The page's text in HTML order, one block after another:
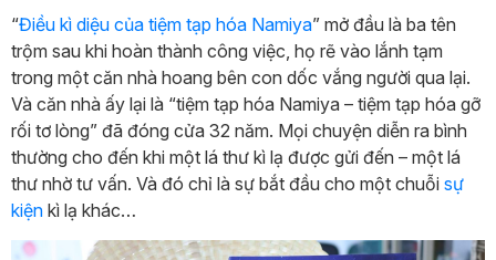
“Điều kì diệu của tiệm tạp hóa Namiya” mở đầu là ba tên
trộm sau khi hoàn thành công việc, họ rẽ vào lắnh tạm
trong một căn nhà hoang bên con dốc vắng người qua lại.
Và căn nhà ấy lại là “tiệm tạp hóa Namiya – tiệm tạp hóa gỡ
rối tơ lòng” đã đóng cửa 32 năm. Mọi chuyện diễn ra bình
thường cho đến khi một lá thư kì lạ được gửi đến – một lá
thư nhờ tư vấn. Và đó chỉ là sự bắt đầu cho một chuỗi sự
kiện kì lạ khác…